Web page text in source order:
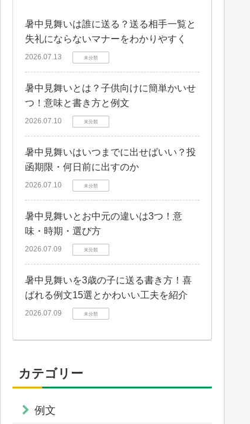
暑中見舞いは誰に送る？送る相手一覧と
失礼にならないマナーをわかりやすく
2026.07.13 未分類
暑中見舞いとは？子供向けに簡単かいせ
つ！意味と書き方と例文
2026.07.10 未分類
暑中見舞いはいつまでに出せばいい？投
函期限・何日前に出すのか
2026.07.10 未分類
暑中見舞いとお中元の違いは3つ！意
味・時期・選び方
2026.07.09 未分類
暑中見舞いを3歳の子に送る書き方！喜
ばれる例文15選とかわいい工夫を紹介
2026.07.09 未分類
カテゴリー
例文